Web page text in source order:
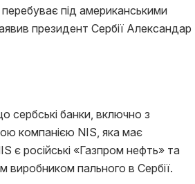
під американськими
президент Сербії Александар
сербські банки, включно з
компанією NIS, яка має
є російські «Газпром нефть» та
пального в Сербії.